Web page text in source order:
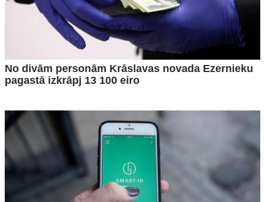
No divām personām Krāslavas novada Ezernieku
pagastā izkrāpj 13 100 eiro